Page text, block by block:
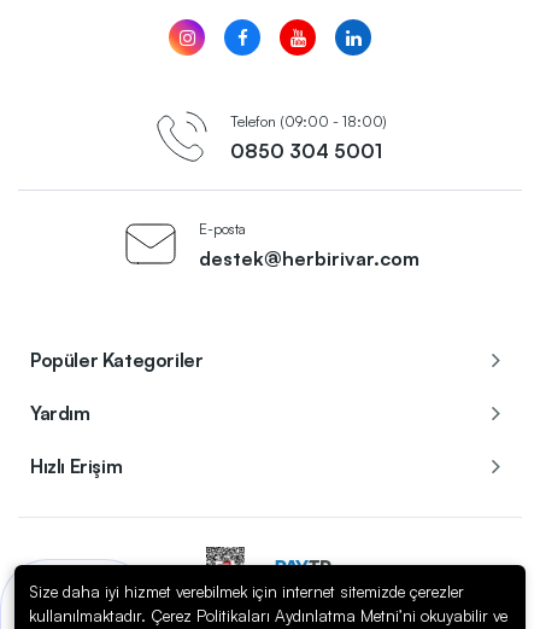
Telefon (09:00 - 18:00)
0850 304 5001
E-posta
destek@herbirivar.com
Popüler Kategoriler
Yardım
Hızlı Erişim
Copyright © 2023Herbirivar.com / Enerom Elektrik Elektronik A.Ş.. Tüm
Bir sorunuz mu var?
Size daha iyi hizmet verebilmek için internet sitemizde çerezler
kullanılmaktadır. Çerez Politikaları Aydınlatma Metni’ni okuyabilir ve